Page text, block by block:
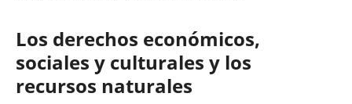
Los derechos económicos,
sociales y culturales y los
recursos naturales